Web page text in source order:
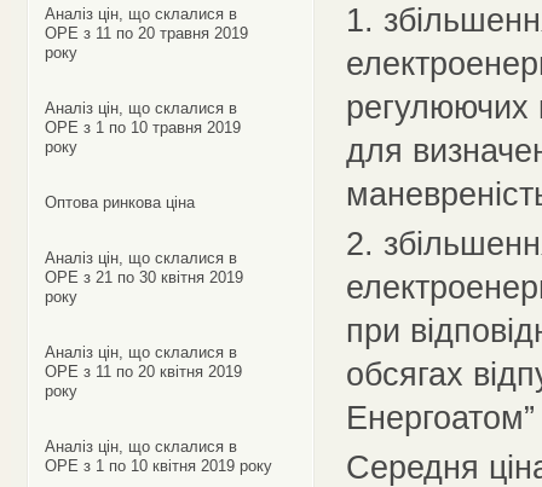
Аналіз цін, що склалися в
ОРЕ з 11 по 20 травня 2019
року
Аналіз цін, що склалися в
ОРЕ з 1 по 10 травня 2019
року
Оптова ринкова ціна
Аналіз цін, що склалися в
ОРЕ з 21 по 30 квітня 2019
року
Аналіз цін, що склалися в
ОРЕ з 11 по 20 квітня 2019
року
Аналіз цін, що склалися в
ОРЕ з 1 по 10 квітня 2019 року
1.
регулюючих
для
2.
при
обсягах
Середня